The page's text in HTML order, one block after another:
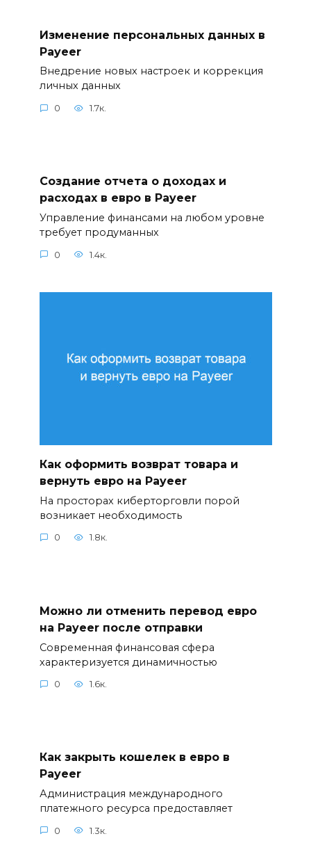
Изменение персональных данных в
Payeer
Внедрение новых настроек и коррекция
личных данных
0 1.7к.
Создание отчета о доходах и
расходах в евро в Payeer
Управление финансами на любом уровне
требует продуманных
0 1.4к.
Как оформить возврат товара и
вернуть евро на Payeer
На просторах киберторговли порой
возникает необходимость
0 1.8к.
Можно ли отменить перевод евро
на Payeer после отправки
Современная финансовая сфера
характеризуется динамичностью
0 1.6к.
Как закрыть кошелек в евро в
Payeer
Администрация международного
платежного ресурса предоставляет
0 1.3к.